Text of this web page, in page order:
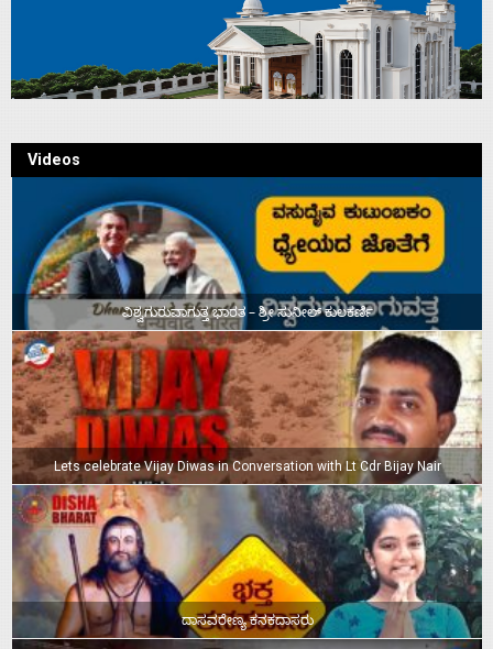
Videos
ವಿಶ್ವಗುರುವಾಗುತ್ತ ಭಾರತ – ಶ್ರೀ ಸುನೀಲ್‌ ಕುಲಕರ್ಣಿ
Lets celebrate Vijay Diwas in Conversation with Lt Cdr Bijay Nair
ದಾಸವರೇಣ್ಯ ಕನಕದಾಸರು